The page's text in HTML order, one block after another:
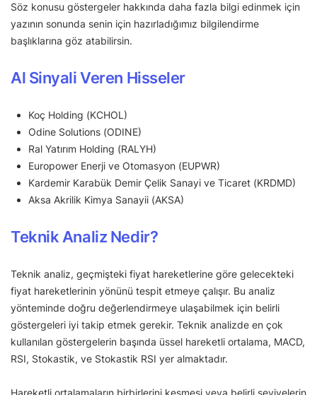
Söz konusu göstergeler hakkında daha fazla bilgi edinmek için
yazının sonunda senin için hazırladığımız bilgilendirme
başlıklarına göz atabilirsin.
Al Sinyali Veren Hisseler
Koç Holding (KCHOL)
Odine Solutions (ODINE)
Ral Yatırım Holding (RALYH)
Europower Enerji ve Otomasyon (EUPWR)
Kardemir Karabük Demir Çelik Sanayi ve Ticaret (KRDMD)
Aksa Akrilik Kimya Sanayii (AKSA)
Teknik Analiz Nedir?
Teknik analiz, geçmişteki fiyat hareketlerine göre gelecekteki
fiyat hareketlerinin yönünü tespit etmeye çalışır. Bu analiz
yönteminde doğru değerlendirmeye ulaşabilmek için belirli
göstergeleri iyi takip etmek gerekir. Teknik analizde en çok
kullanılan göstergelerin başında üssel hareketli ortalama, MACD,
RSI, Stokastik, ve Stokastik RSI yer almaktadır.